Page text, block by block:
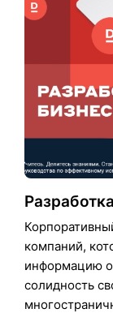
компаний,
информацию о
солидность